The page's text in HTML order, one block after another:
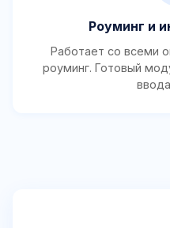
Роуминг и
Работает со всеми
роуминг. Готовый